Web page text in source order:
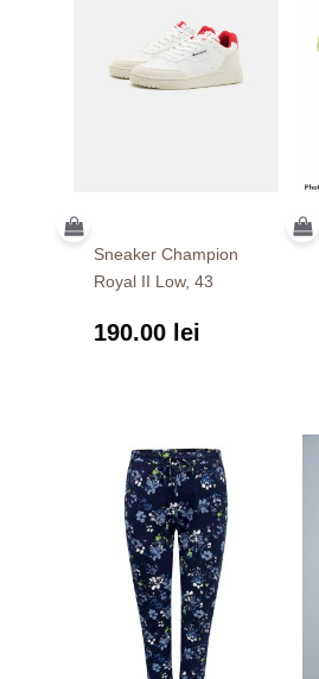
Sneaker Champion
Royal II Low, 43
190.00 lei